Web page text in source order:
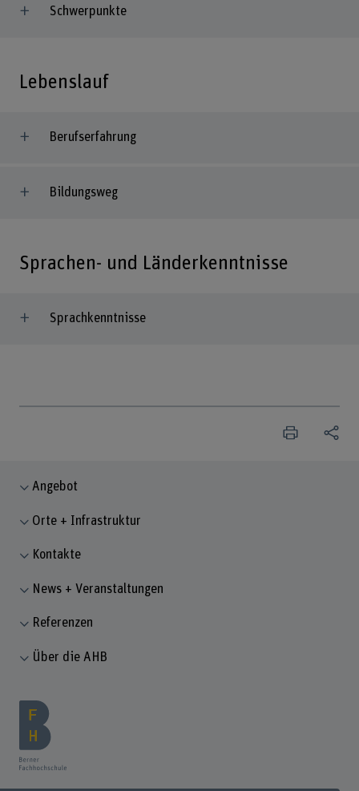
Schwerpunkte
Lebenslauf
Berufserfahrung
Bildungsweg
Sprachen- und Länderkenntnisse
Sprachkenntnisse
Angebot
Orte + Infrastruktur
Kontakte
News + Veranstaltungen
Referenzen
Über die AHB